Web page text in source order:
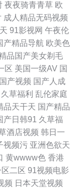
九一制作天麻传媒
视频成人 加勒比东
四房色在线 97福利
视频清高 老湿影院
国产传媒第二页 亚洲
人av一本 91综合视
久久福利视频导航 精
在线观看 国产原创
夜夜骑青青草 欧
成人精品无码视频
91影视网 午夜伦
产精品导航 欧美色
品国产美女剃毛
区 美国一级AV 国
产视频 国产人成
久草福利 乱伦家庭
品天干天 国产精品
产日韩91 久草福
酒店视频 韩日一
视频污 亚洲色欲天
黄wwww色 香港
二区 91视频电影
频 日本天堂视频